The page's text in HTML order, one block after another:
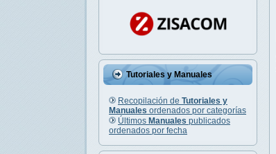
Tutoriales y Manuales
Recopilación de Tutoriales y
Manuales ordenados por categorías
Últimos Manuales publicados
ordenados por fecha